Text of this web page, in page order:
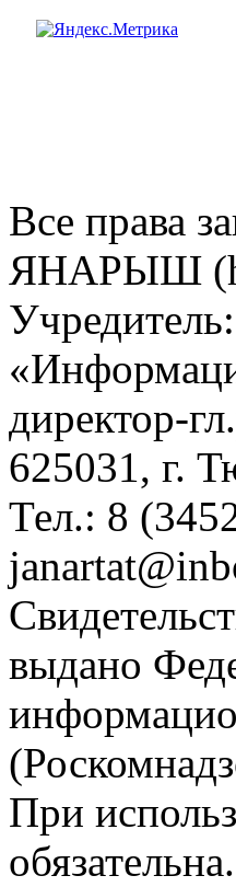
Все права
ЯНАРЫШ
директор-
625031, г.
Тел.: 8
выдано
При